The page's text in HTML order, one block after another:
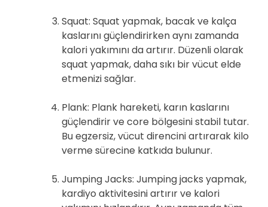
Squat: Squat yapmak, bacak ve kalça
kaslarını güçlendirirken aynı zamanda
kalori yakımını da artırır. Düzenli olarak
squat yapmak, daha sıkı bir vücut elde
etmenizi sağlar.
Plank: Plank hareketi, karın kaslarını
güçlendirir ve core bölgesini stabil tutar.
Bu egzersiz, vücut direncini artırarak kilo
verme sürecine katkıda bulunur.
Jumping Jacks: Jumping jacks yapmak,
kardiyo aktivitesini artırır ve kalori